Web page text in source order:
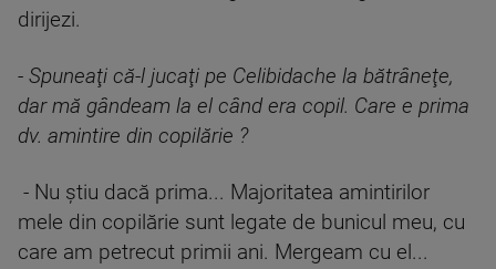
dirijezi.
- Spuneaţi că-l jucaţi pe Celibidache la bătrâneţe,
dar mă gândeam la el când era copil. Care e prima
dv. amintire din copilărie ?
- Nu ştiu dacă prima... Majoritatea amintirilor
mele din copilărie sunt legate de bunicul meu, cu
care am petrecut primii ani. Mergeam cu el...